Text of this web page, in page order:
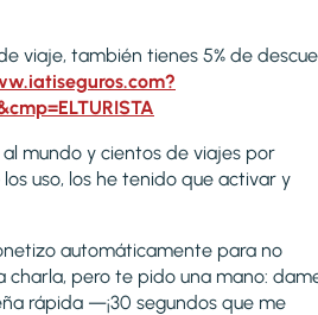
viaje, también tienes 5% de
al mundo y cientos de viajes por
uso, los he tenido que activar y
automáticamente para no
charla, pero te pido una mano:
rápida —¡30 segundos que me